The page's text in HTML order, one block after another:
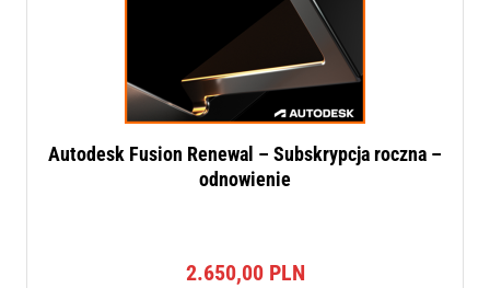
Autodesk Fusion Renewal – Subskrypcja roczna –
odnowienie
2.650,00 PLN